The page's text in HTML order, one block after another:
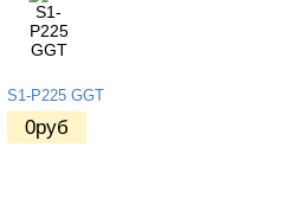
S1-P225 GGT
0руб